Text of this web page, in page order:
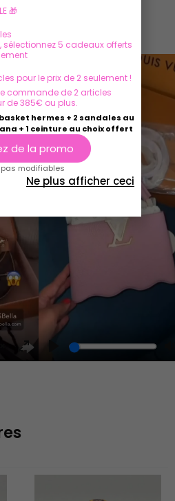
UnmuteEnter
🎁
sélectionnez 5 cadeaux offerts
pour le prix de 2 seulement !
commande de 2 articles
de 385€ ou plus.
hermes + 2 sandales au
+ 1 ceinture au choix offert
de la promo
modifiables
Ne plus afficher ceci